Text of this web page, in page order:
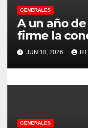
d
a
s
GENERALES
A un año
firme la
no pudo
a CFK
JUN 10, 2026
GENERALES